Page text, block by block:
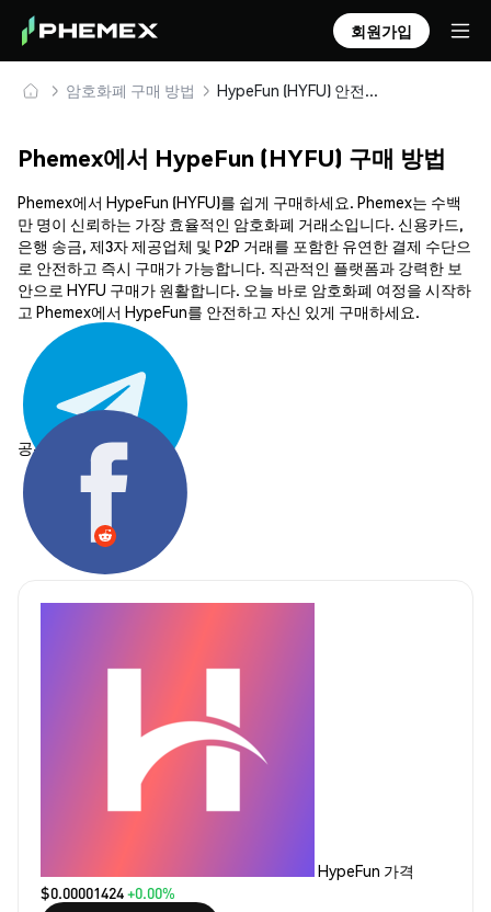
회원가입
암호화폐 구매 방법 HypeFun (HYFU) 안전하게 구매 및 보관
Phemex에서 HypeFun (HYFU) 구매 방법
Phemex에서 HypeFun (HYFU)를 쉽게 구매하세요. Phemex는 수백
만 명이 신뢰하는 가장 효율적인 암호화폐 거래소입니다. 신용카드,
은행 송금, 제3자 제공업체 및 P2P 거래를 포함한 유연한 결제 수단으
로 안전하고 즉시 구매가 가능합니다. 직관적인 플랫폼과 강력한 보
안으로 HYFU 구매가 원활합니다. 오늘 바로 암호화폐 여정을 시작하
고 Phemex에서 HypeFun를 안전하고 자신 있게 구매하세요.
공유하기:
HypeFun 가격
$0.00001424+0.00%